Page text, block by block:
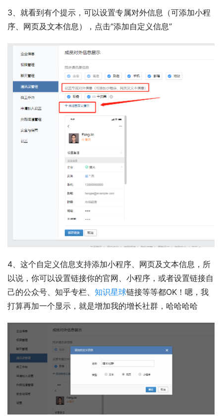
3、就看到有个提示，可以设置专属对外信息（可添加小程
序、网页及文本信息），点击“添加自定义信息”
4、这个自定义信息支持添加小程序、网页及文本信息，所
以说，你可以设置链接你的官网、小程序，或者设置链接自
己的公众号、知乎专栏、 知识星球链接等等都OK！嗯，我
打算再加一个显示，就是增加我的增长社群，哈哈哈哈